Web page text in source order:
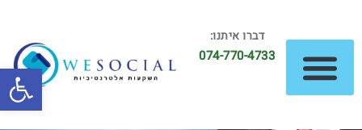
דברו איתנו:
074-770-4733
פתח